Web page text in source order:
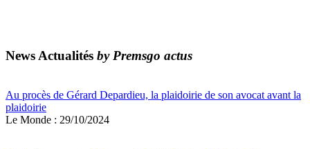
News Actualités by Premsgo actus
Au procès de Gérard Depardieu, la plaidoirie de son avocat avant la
plaidoirie
Le Monde : 29/10/2024